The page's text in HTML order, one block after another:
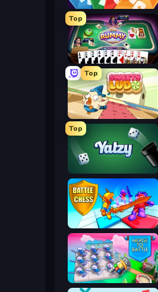
Foono Online Multiplayer
Top
Gin Rummy Mania
Top
Sweety Ludo
Top
Battle Chess
Merge To Battle